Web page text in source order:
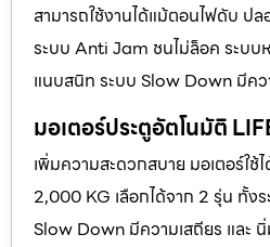
สามารถใช้งานได้แม้ตอนไฟดับ ป
ระบบ Anti Jam ชนไม่ล็อค ระบ
แนบสนิท ระบบ Slow Down มีคว
มอเตอร์ประตูอัตโนมัติ
เพิ่มความสะดวกสบาย มอเตอร์ใ
2,000 KG เลือกได้จาก 2 รุ่น ทั้ง
Slow Down มีความเสถียร และ